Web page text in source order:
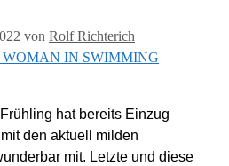
von Rolf Richterich
hat bereits Einzug
den aktuell milden
mit. Letzte und diese